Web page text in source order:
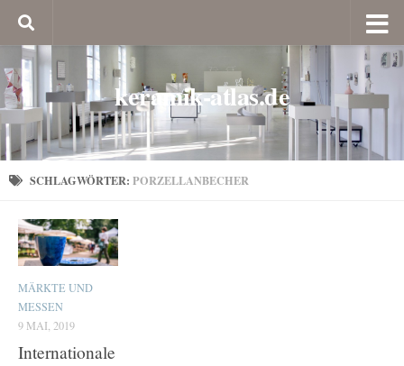
keramik-atlas.de
SCHLAGWÖRTER: PORZELLANBECHER
MÄRKTE UND
MESSEN
9 MAI, 2019
Internationale